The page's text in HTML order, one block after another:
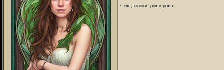
Секс, котики, рок-н-ролл